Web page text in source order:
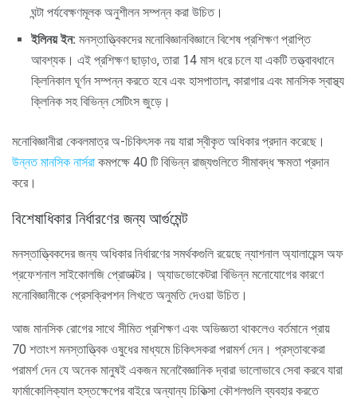
ঘন্টা পর্যবেক্ষণমূলক অনুশীলন সম্পন্ন করা উচিত।
ইলিনয় ইন: মনস্তাত্ত্বিকদের মনোবিজ্ঞানবিজ্ঞানে বিশেষ প্রশিক্ষণ প্রাপ্তি
আবশ্যক। এই প্রশিক্ষণ ছাড়াও, তারা 14 মাস ধরে চলে যা একটি তত্ত্বাবধানে
ক্লিনিকাল ঘূর্ণন সম্পন্ন করতে হবে এবং হাসপাতাল, কারাগার এবং মানসিক স্বাস্থ্য
ক্লিনিক সহ বিভিন্ন সেটিংস জুড়ে।
মনোবিজ্ঞানীরা কেবলমাত্র অ-চিকিৎসক নয় যারা স্বীকৃত অধিকার প্রদান করেছে।
উন্নত মানসিক নার্সরা কমপক্ষে 40 টি বিভিন্ন রাজ্যগুলিতে সীমাবদ্ধ ক্ষমতা প্রদান
করে।
বিশেষাধিকার নির্ধারণের জন্য আর্গুমেন্ট
মনস্তাত্ত্বিকদের জন্য অধিকার নির্ধারণের সমর্থকগুলি রয়েছে ন্যাশনাল অ্যালায়েন্স অফ
প্রফেশনাল সাইকোলজি প্রোডাক্টর। অ্যাডভোকেটরা বিভিন্ন মনোযোগের কারণে
মনোবিজ্ঞানীকে প্রেসক্রিপশন লিখতে অনুমতি দেওয়া উচিত।
আজ মানসিক রোগের সাথে সীমিত প্রশিক্ষণ এবং অভিজ্ঞতা থাকলেও বর্তমানে প্রায়
70 শতাংশ মনস্তাত্ত্বিক ওষুধের মাধ্যমে চিকিৎসকরা পরামর্শ দেন। প্রস্তাবকেরা
পরামর্শ দেন যে অনেক মানুষই একজন মনোবৈজ্ঞানিক দ্বারা ভালোভাবে সেবা করবে যারা
ফার্মাকোলিক্যাল হস্তক্ষেপের বাইরে অন্যান্য চিকিত্সা কৌশলগুলি ব্যবহার করতে